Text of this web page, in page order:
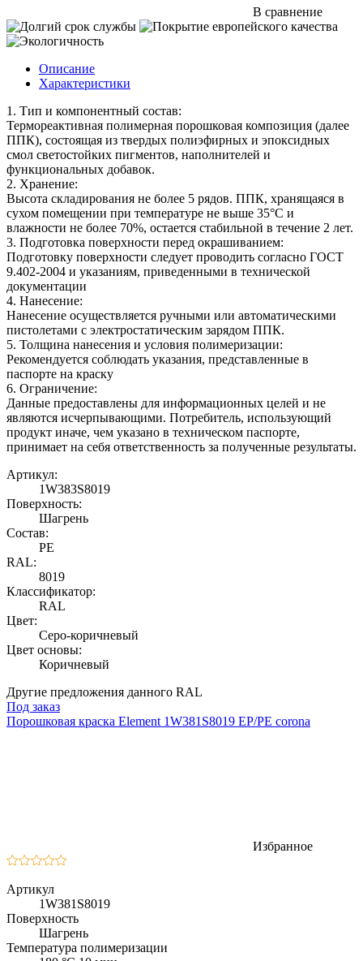
В сравнение
Описание
Характеристики
1. Тип и компонентный состав:
Термореактивная полимерная порошковая композиция (далее
ППК), состоящая из твердых полиэфирных и эпоксидных
смол светостойких пигментов, наполнителей и
функциональных добавок.
2. Хранение:
Высота складирования не более 5 рядов. ППК, хранящаяся в
сухом помещении при температуре не выше 35°С и
влажности не более 70%, остается стабильной в течение 2 лет.
3. Подготовка поверхности перед окрашиванием:
Подготовку поверхности следует проводить согласно ГОСТ
9.402-2004 и указаниям, приведенными в технической
документации
4. Нанесение:
Нанесение осуществляется ручными или автоматическими
пистолетами с электростатическим зарядом ППК.
5. Толщина нанесения и условия полимеризации:
Рекомендуется соблюдать указания, представленные в
паспорте на краску
6. Ограничение:
Данные предоставлены для информационных целей и не
являются исчерпывающими. Потребитель, использующий
продукт иначе, чем указано в техническом паспорте,
принимает на себя ответственность за полученные результаты.
Артикул:
1W383S8019
Поверхность:
Шагрень
Состав:
PE
RAL:
8019
Классификатор:
RAL
Цвет:
Серо-коричневый
Цвет основы:
Коричневый
Другие предложения данного RAL
Под заказ
Порошковая краска Element 1W381S8019 EP/PE corona
Избранное
Артикул
1W381S8019
Поверхность
Шагрень
Температура полимеризации